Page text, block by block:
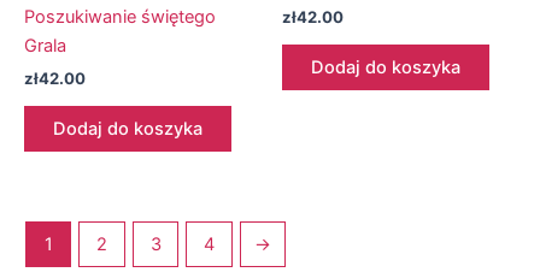
Poszukiwanie świętego
Grala
zł42.00
Dodaj do koszyka
zł42.00
Dodaj do koszyka
1 2 3 4 →